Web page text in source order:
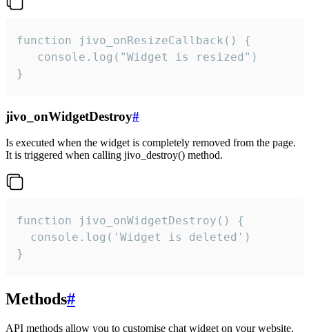
function jivo_onResizeCallback() {
   console.log("Widget is resized")
}
jivo_onWidgetDestroy#
Is executed when the widget is completely removed from the page.
It is triggered when calling jivo_destroy() method.
function jivo_onWidgetDestroy() {
  console.log('Widget is deleted')
}
Methods#
API methods allow you to customise chat widget on your website.